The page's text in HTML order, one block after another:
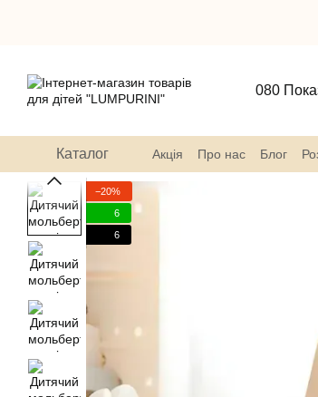
080
Каталог Акція Про нас Блог
−20%
6
6